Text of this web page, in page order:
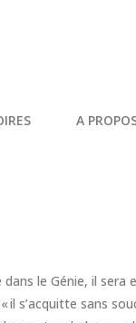
A
le Génie, il sera
il s’acquitte sans